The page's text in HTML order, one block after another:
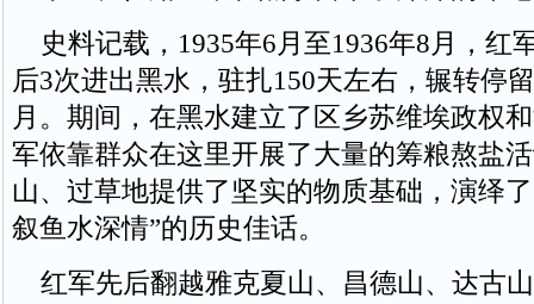
史料记载，1935年6月至1936年8月，红
后3次进出黑水，驻扎150天左右，辗转停
月。期间，在黑水建立了区乡苏维埃政权
军依靠群众在这里开展了大量的筹粮熬盐
山、过草地提供了坚实的物质基础，演绎
叙鱼水深情”的历史佳话。
红军先后翻越雅克夏山、昌德山、达古